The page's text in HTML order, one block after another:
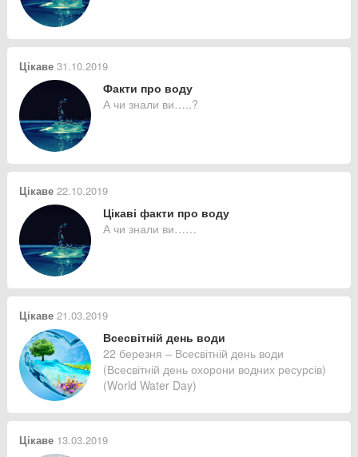
Цікаве31.10.2019
Факти про воду
А чи знали ви…..?
Цікаве22.10.2019
Цікаві факти про воду
А чи знали ви……
Цікаве21.03.2019
Всесвітній день води
22 березня – Всесвітній день води
(Всесвітній день охорони водних ресурсів)
(World Water Day)
Цікаве13.03.2019